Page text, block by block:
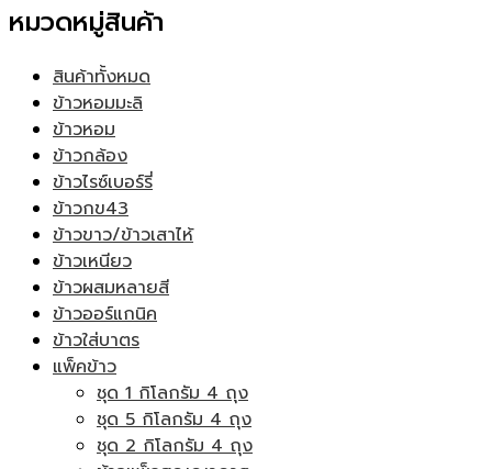
หมวดหมู่สินค้า
สินค้าทั้งหมด
ข้าวหอมมะลิ
ข้าวหอม
ข้าวกล้อง
ข้าวไรซ์เบอร์รี่
ข้าวกข43
ข้าวขาว/ข้าวเสาไห้
ข้าวเหนียว
ข้าวผสมหลายสี
ข้าวออร์แกนิค
ข้าวใส่บาตร
แพ็คข้าว
ชุด 1 กิโลกรัม 4 ถุง
ชุด 5 กิโลกรัม 4 ถุง
ชุด 2 กิโลกรัม 4 ถุง